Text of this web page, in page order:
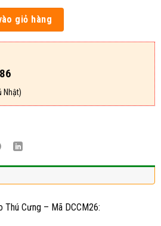
Cưng - Mã DCCM26 số lượng
giỏ hàng
Nhật)
Thú Cưng – Mã DCCM26: